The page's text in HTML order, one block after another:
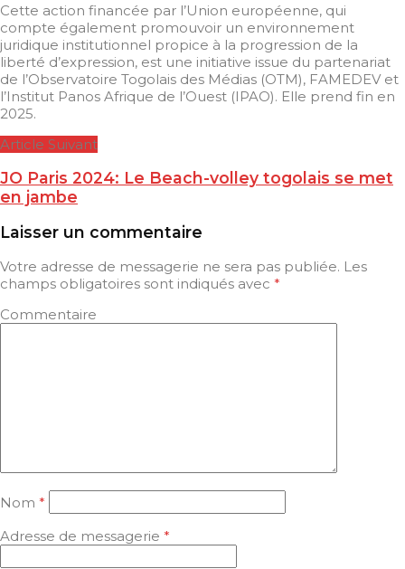
Cette action financée par l’Union européenne, qui
compte également promouvoir un environnement
juridique institutionnel propice à la progression de la
liberté d’expression, est une initiative issue du partenariat
de l’Observatoire Togolais des Médias (OTM), FAMEDEV et
l’Institut Panos Afrique de l’Ouest (IPAO). Elle prend fin en
2025.
Article Suivant
JO Paris 2024: Le Beach-volley togolais se met
en jambe
Laisser un commentaire
Votre adresse de messagerie ne sera pas publiée. Les
champs obligatoires sont indiqués avec *
Commentaire
Nom *
Adresse de messagerie *